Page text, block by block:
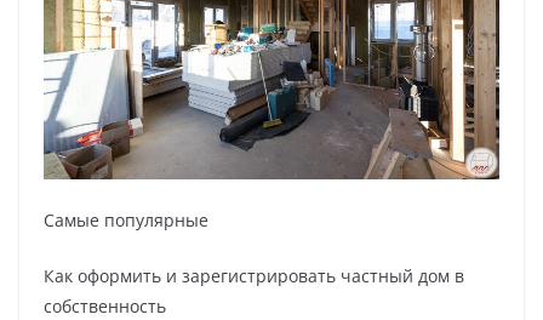
Самые популярные
Как оформить и зарегистрировать частный дом в
собственность